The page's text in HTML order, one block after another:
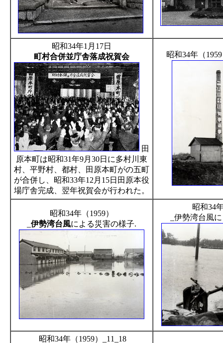
昭和34年1月17日
町村合併並庁舎落成祝賀会
田
原本町は昭和31年9月30日に多村川東
村、平野村、都村、田原本町がの五町
が合併し、昭和33年12月15日田原本役
場庁舎完成、翌年祝賀会が行われた。
昭和34年（
昭和34年（1959）
伊勢湾台風による災害の様子.
昭和34
_伊勢湾台風
昭和34年（1959）_11_18